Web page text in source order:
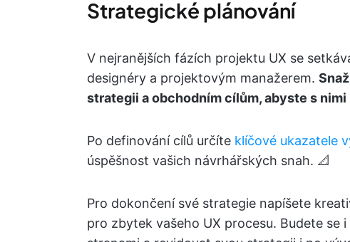
Strategické plánování
V nejranějších fázích projektu UX se
designéry a projektovým manažerem.
strategii a obchodním cílům, abyste s
Po definování cílů určíte klíčové ukazatele
úspěšnost vašich návrhářských snah. 📐
Pro dokončení své strategie napíšete
pro zbytek vašeho UX procesu. Budete se